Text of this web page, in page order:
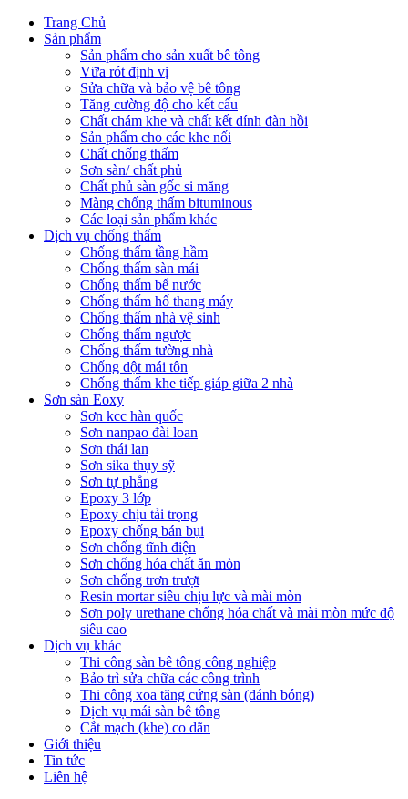
Trang Chủ
Sản phẩm
Sản phẩm cho sản xuất bê tông
Vữa rót định vị
Sửa chữa và bảo vệ bê tông
Tăng cường độ cho kết cấu
Chất chám khe và chất kết dính đàn hồi
Sản phẩm cho các khe nối
Chất chống thấm
Sơn sàn/ chất phủ
Chất phủ sàn gốc si măng
Màng chống thấm bituminous
Các loại sản phẩm khác
Dịch vụ chống thấm
Chống thấm tầng hầm
Chống thấm sàn mái
Chống thấm bể nước
Chống thấm hố thang máy
Chống thấm nhà vệ sinh
Chống thấm ngược
Chống thấm tường nhà
Chống dột mái tôn
Chống thấm khe tiếp giáp giữa 2 nhà
Sơn sàn Eoxy
Sơn kcc hàn quốc
Sơn nanpao đài loan
Sơn thái lan
Sơn sika thụy sỹ
Sơn tự phẳng
Epoxy 3 lớp
Epoxy chịu tải trọng
Epoxy chống bán bụi
Sơn chống tĩnh điện
Sơn chống hóa chất ăn mòn
Sơn chống trơn trượt
Resin mortar siêu chịu lực và mài mòn
Sơn poly urethane chống hóa chất và mài mòn mức độ
siêu cao
Dịch vụ khác
Thi công sàn bê tông công nghiệp
Bảo trì sửa chữa các công trình
Thi công xoa tăng cứng sàn (đánh bóng)
Dịch vụ mái sàn bê tông
Cắt mạch (khe) co dãn
Giới thiệu
Tin tức
Liên hệ